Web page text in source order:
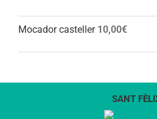
Mocador casteller 10,00€
SANT